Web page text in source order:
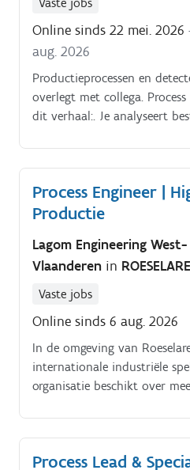
Online sinds 22 mei. 2026
aug. 2026
Productieprocessen en
overlegt met collega.
dit verhaal:. Je analyseert
Process Engineer |
Productie
Lagom Engineering West-
Vlaanderen in ROESELARE
Vaste jobs
Online sinds 6 aug. 2026
In de omgeving van
internationale industriële
organisatie beschikt over
oplossingen.
Process Lead &